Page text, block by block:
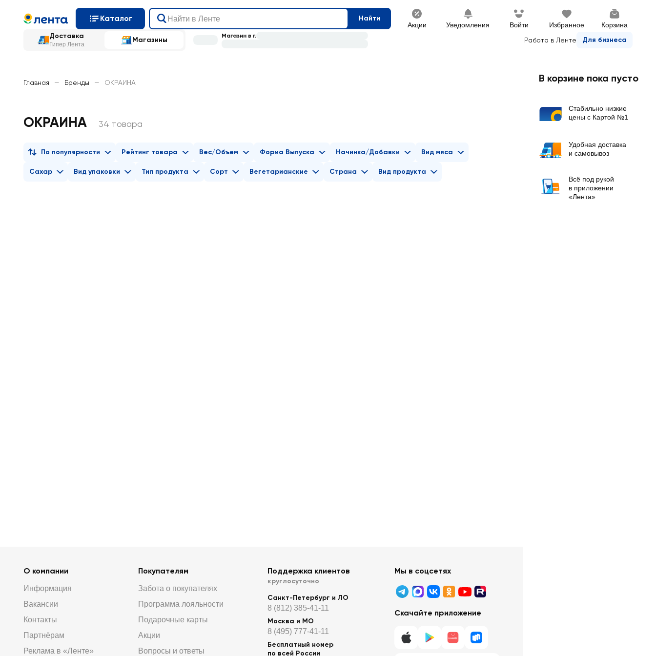
Каталог Найти
Акции Уведомления Войти Избранное Корзина
Доставка
Гипер Лента
Магазины Работа в Ленте Для бизнеса
Магазин в г.
Главная — Бренды — ОКРАИНА
ОКРАИНА 34 товара
По популярности Рейтинг товара Вес/Объем Форма Выпуска Начинка/Добавки Вид мяса
Сахар Вид упаковки Тип продукта Сорт Вегетарианские Страна Вид продукта
О компании
Информация
Вакансии
Контакты
Партнёрам
Реклама в «Ленте»
Покупателям
Забота о покупателях
Программа лояльности
Подарочные карты
Акции
Вопросы и ответы
Поддержка клиентов
круглосуточно
Санкт-Петербург и ЛО
8 (812) 385-41-11
Москва и МО
8 (495) 777-41-11
Бесплатный номер
по всей России
Мы в соцсетях
Скачайте приложение
В корзине пока пусто
Стабильно низкие
цены с Картой №1
Удобная доставка
и самовывоз
Всё под рукой
в приложении
«Лента»